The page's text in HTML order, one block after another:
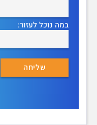
במה נוכל לעזור: